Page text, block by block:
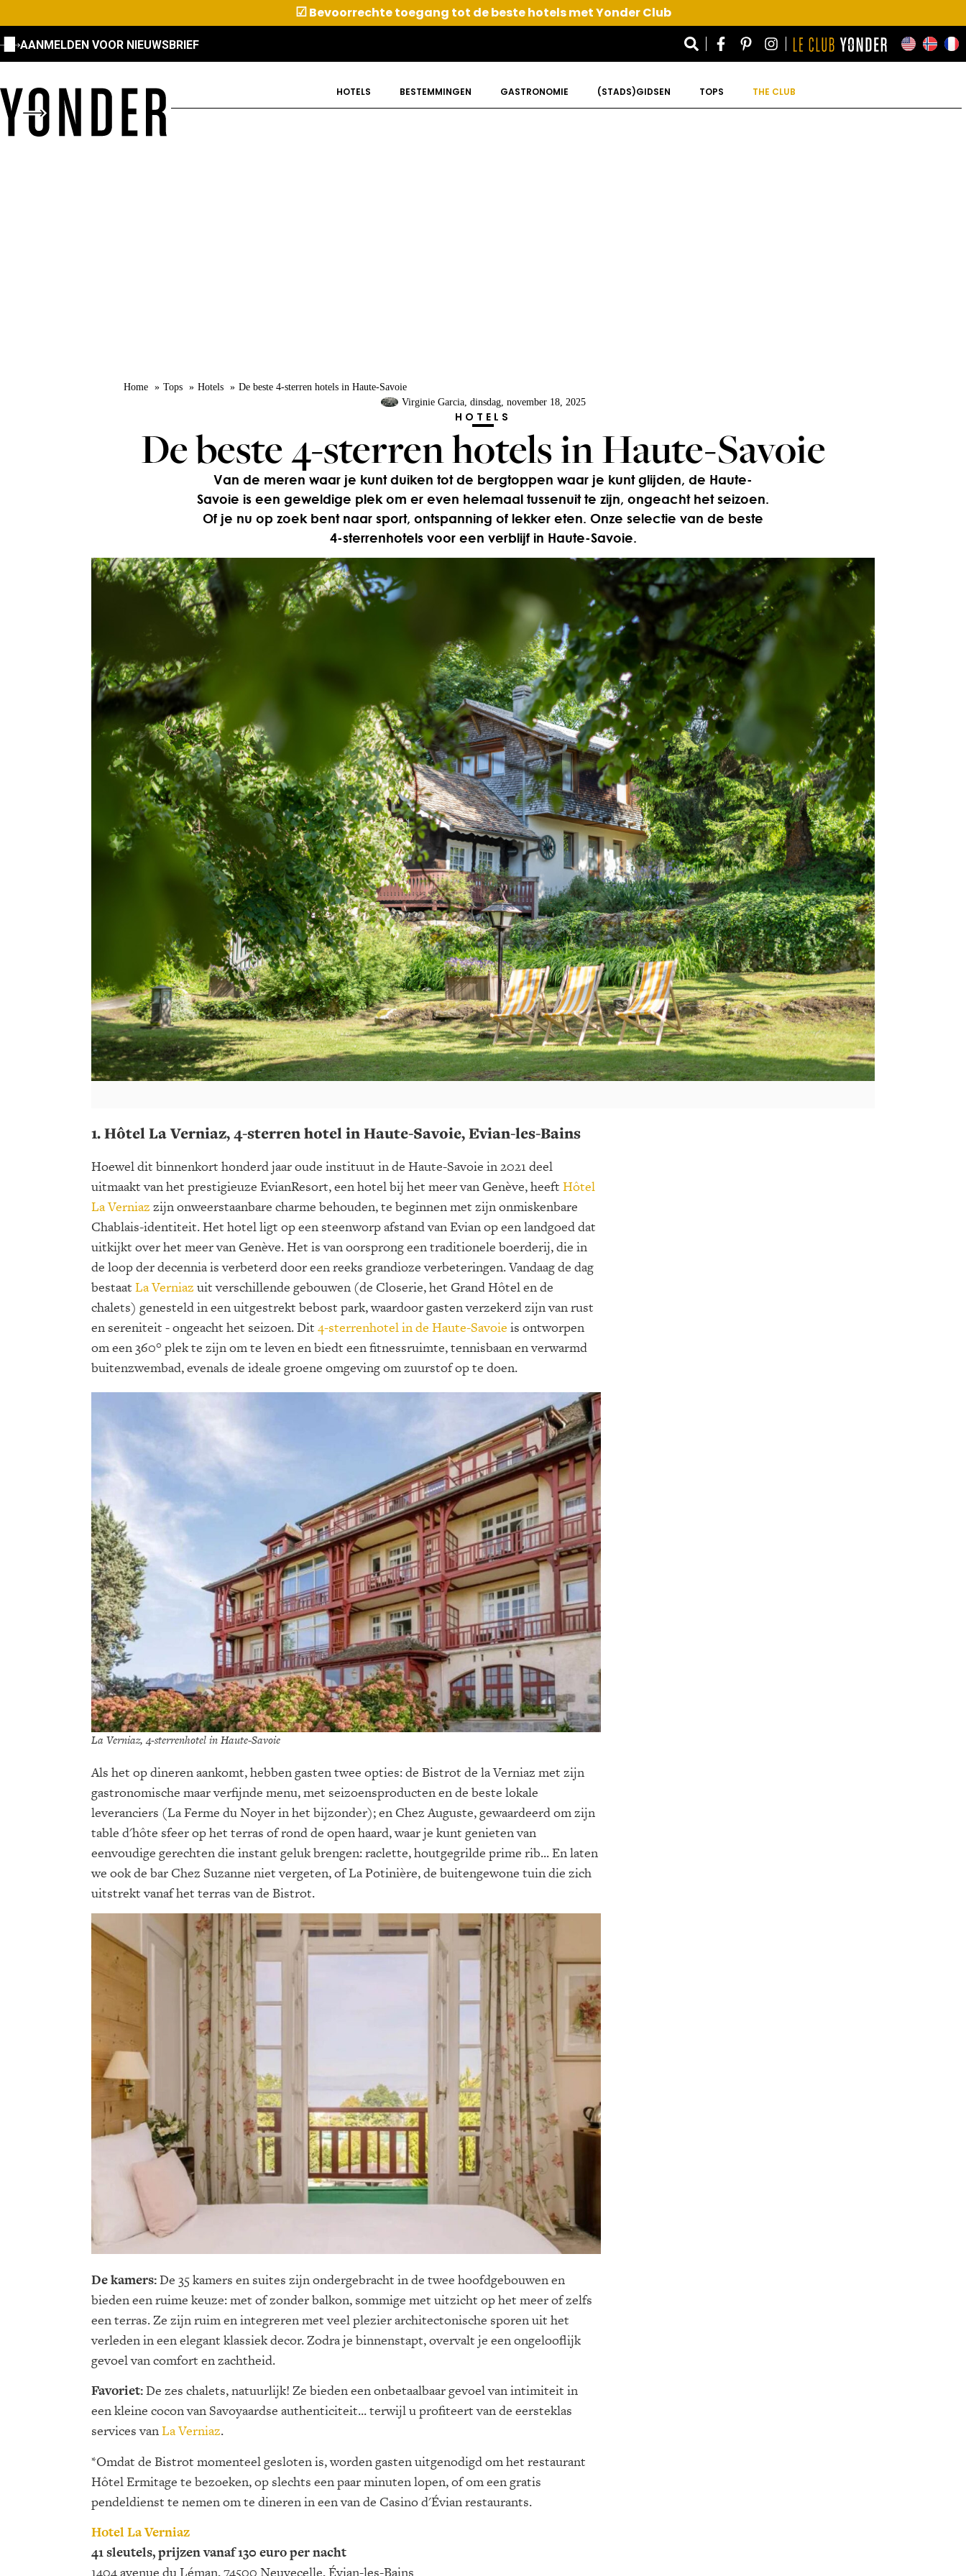
☑Bevoorrechte toegang tot de beste hotels met Yonder Club
AANMELDEN VOOR NIEUWSBRIEF
HOTELS BESTEMMINGEN GASTRONOMIE (STADS)GIDSEN TOPS THE CLUB
Home Tops Hotels
De beste 4-sterren hotels in Haute-Savoie
Virginie Garcia, dinsdag, november 18, 2025
HOTELS
De beste 4-sterren hotels in Haute-Savoie
Van de meren waar je kunt duiken tot de bergtoppen waar je kunt glijden, de Haute-
Savoie is een geweldige plek om er even helemaal tussenuit te zijn, ongeacht het seizoen.
Of je nu op zoek bent naar sport, ontspanning of lekker eten. Onze selectie van de beste
4-sterrenhotels voor een verblijf in Haute-Savoie.
1. Hôtel La Verniaz, 4-sterren hotel in Haute-Savoie, Evian-les-Bains
Hoewel dit binnenkort honderd jaar oude instituut in de Haute-Savoie in 2021 deel
uitmaakt van het prestigieuze EvianResort, een hotel bij het meer van Genève, heeft Hôtel
La Verniaz zijn onweerstaanbare charme behouden, te beginnen met zijn onmiskenbare
Chablais-identiteit. Het hotel ligt op een steenworp afstand van Evian op een landgoed dat
uitkijkt over het meer van Genève. Het is van oorsprong een traditionele boerderij, die in
de loop der decennia is verbeterd door een reeks grandioze verbeteringen. Vandaag de dag
bestaat La Verniaz uit verschillende gebouwen (de Closerie, het Grand Hôtel en de
chalets) genesteld in een uitgestrekt bebost park, waardoor gasten verzekerd zijn van rust
en sereniteit - ongeacht het seizoen. Dit 4-sterrenhotel in de Haute-Savoie is ontworpen
om een 360° plek te zijn om te leven en biedt een fitnessruimte, tennisbaan en verwarmd
buitenzwembad, evenals de ideale groene omgeving om zuurstof op te doen.
La Verniaz, 4-sterrenhotel in Haute-Savoie
Als het op dineren aankomt, hebben gasten twee opties: de Bistrot de la Verniaz met zijn
gastronomische maar verfijnde menu, met seizoensproducten en de beste lokale
leveranciers (La Ferme du Noyer in het bijzonder); en Chez Auguste, gewaardeerd om zijn
table d'hôte sfeer op het terras of rond de open haard, waar je kunt genieten van
eenvoudige gerechten die instant geluk brengen: raclette, houtgegrilde prime rib... En laten
we ook de bar Chez Suzanne niet vergeten, of La Potinière, de buitengewone tuin die zich
uitstrekt vanaf het terras van de Bistrot.
De kamers:De 35 kamers en suites zijn ondergebracht in de twee hoofdgebouwen en
bieden een ruime keuze: met of zonder balkon, sommige met uitzicht op het meer of zelfs
een terras. Ze zijn ruim en integreren met veel plezier architectonische sporen uit het
verleden in een elegant klassiek decor. Zodra je binnenstapt, overvalt je een ongelooflijk
gevoel van comfort en zachtheid.
Favoriet:De zes chalets, natuurlijk! Ze bieden een onbetaalbaar gevoel van intimiteit in
een kleine cocon van Savoyaardse authenticiteit... terwijl u profiteert van de eersteklas
services vanLa Verniaz.
*Omdat de Bistrot momenteel gesloten is, worden gasten uitgenodigd om het restaurant
Hôtel Ermitage te bezoeken, op slechts een paar minuten lopen, of om een gratis
pendeldienst te nemen om te dineren in een van de Casino d'Évian restaurants.
Hotel La Verniaz
41 sleutels, prijzen vanaf 130 euro per nacht
1404 avenue du Léman, 74500 Neuvecelle, Évian-les-Bains